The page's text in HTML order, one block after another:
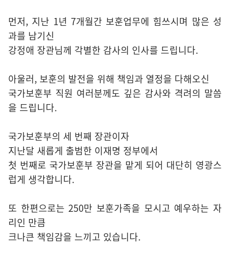
먼저, 지난 1년 7개월간 보훈업무에 힘쓰시며 많은 성
과를 남기신
강정애 장관님께 각별한 감사의 인사를 드립니다.
아울러, 보훈의 발전을 위해 책임과 열정을 다해오신
국가보훈부 직원 여러분께도 깊은 감사와 격려의 말씀
을 드립니다.
국가보훈부의 세 번째 장관이자
지난달 새롭게 출범한 이재명 정부에서
첫 번째로 국가보훈부 장관을 맡게 되어 대단히 영광스
럽게 생각합니다.
또 한편으로는 250만 보훈가족을 모시고 예우하는 자
리인 만큼
크나큰 책임감을 느끼고 있습니다.